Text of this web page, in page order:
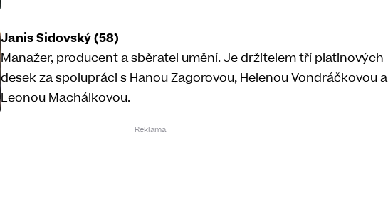
Janis Sidovský (58)
Manažer, producent a sběratel umění. Je držitelem tří platinových
desek za spolupráci s Hanou Zagorovou, Helenou Vondráčkovou a
Leonou Machálkovou.